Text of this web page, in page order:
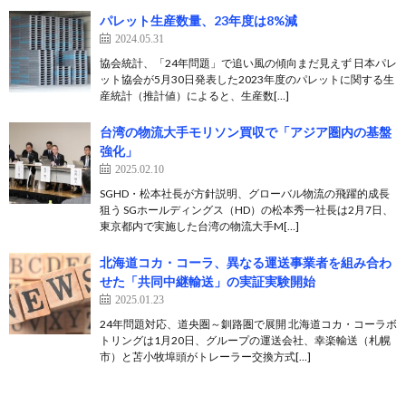
パレット生産数量、23年度は8%減
2024.05.31
協会統計、「24年問題」で追い風の傾向まだ見えず 日本パレ
ット協会が5月30日発表した2023年度のパレットに関する生
産統計（推計値）によると、生産数[…]
台湾の物流大手モリソン買収で「アジア圏内の基盤
強化」
2025.02.10
SGHD・松本社長が方針説明、グローバル物流の飛躍的成長
狙う SGホールディングス（HD）の松本秀一社長は2月7日、
東京都内で実施した台湾の物流大手M[…]
北海道コカ・コーラ、異なる運送事業者を組み合わ
せた「共同中継輸送」の実証実験開始
2025.01.23
24年問題対応、道央圏～釧路圏で展開 北海道コカ・コーラボ
トリングは1月20日、グループの運送会社、幸楽輸送（札幌
市）と苫小牧埠頭がトレーラー交換方式[…]